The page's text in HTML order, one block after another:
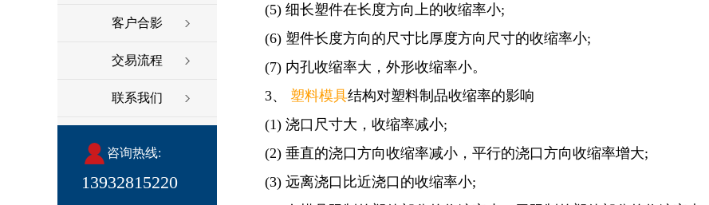
客户合影
交易流程
联系我们
咨询热线:
13932815220
(5) 细长塑件在长度方向上的收缩率小;
(6) 塑件长度方向的尺寸比厚度方向尺寸的收缩率小;
(7) 内孔收缩率大，外形收缩率小。
3、 塑料模具结构对塑料制品收缩率的影响
(1) 浇口尺寸大，收缩率减小;
(2) 垂直的浇口方向收缩率减小，平行的浇口方向收缩率增大;
(3) 远离浇口比近浇口的收缩率小;